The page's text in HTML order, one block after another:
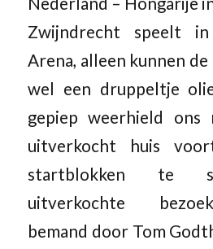
Zwijndrecht speelt
Arena, alleen kunnen
wel een druppeltje
gepiep weerhield
uitverkocht huis
startblokken te
uitverkochte
bemand door Tom